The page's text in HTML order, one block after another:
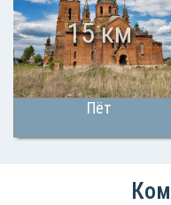
Пёт
15 км